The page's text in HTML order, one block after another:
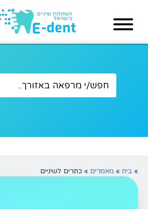
» בית » מאמרים » כתרים לשיניים